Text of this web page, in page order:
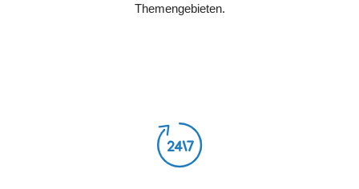
Themengebieten.